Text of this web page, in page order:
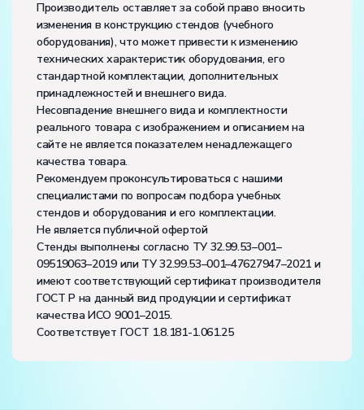
Производитель оставляет за собой право вносить
изменения в конструкцию стендов (учебного
оборудования), что может привести к изменению
технических характеристик оборудования, его
стандартной комплектации, дополнительных
принадлежностей и внешнего вида.
Несовпадение внешнего вида и комплектности
реального товара с изображением и описанием на
сайте не является показателем ненадлежащего
качества товара.
Рекомендуем проконсультироваться с нашими
специалистами по вопросам подбора учебных
стендов и оборудования и его комплектации.
Не является публичной офертой
Стенды выполнены согласно ТУ 32.99.53–001–
09519063–2019 или ТУ 32.99.53–001–47627947–2021 и
имеют соответствующий сертификат производителя
ГОСТ Р на данный вид продукции и сертификат
качества ИСО 9001–2015.
Соответствует ГОСТ 1.8.181-1.061.25